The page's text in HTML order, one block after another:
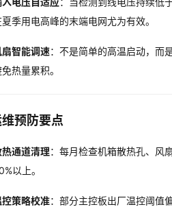
季用电高峰的末端电网尤为有效。
智能调速：不是简单的高温启动，而
热量累积。
预防要点
通道清理：每月检查机箱散热孔、风
以上。
策略校准：部分主控板出厂温控阈